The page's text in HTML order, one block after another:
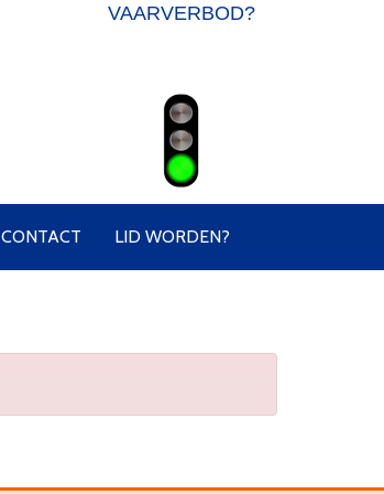
VAARVERBOD?
CONTACT LID WORDEN?